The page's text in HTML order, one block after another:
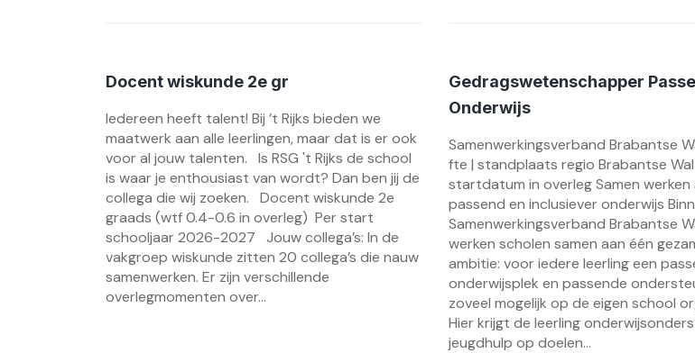
Docent wiskunde 2e gr
Iedereen heeft talent! Bij ’t Rijks bieden we
maatwerk aan alle leerlingen, maar dat is er ook
voor al jouw talenten. Is RSG 't Rijks de school
is waar je enthousiast van wordt? Dan ben jij de
collega die wij zoeken. Docent wiskunde 2e
graads (wtf 0.4-0.6 in overleg) Per start
schooljaar 2026-2027 Jouw collega’s: In de
vakgroep wiskunde zitten 20 collega’s die nauw
samenwerken. Er zijn verschillende
overlegmomenten over...
Gedragswetenschapper
Onderwijs
Samenwerkingsverband Brabantse
fte | standplaats regio Brabantse Wal
startdatum in overleg Samen werken
passend en inclusiever onderwijs
Samenwerkingsverband Brabantse
werken scholen samen aan één
ambitie: voor iedere leerling een
onderwijsplek en passende
zoveel mogelijk op de eigen school
Hier krijgt de leerling
jeugdhulp op doelen...